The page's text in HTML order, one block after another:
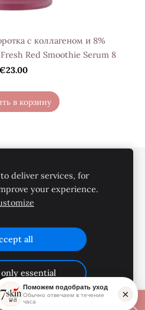
с коллагеном и 8%
Red Smoothie Serum 8
в корзину
Доставка
О нас
Файлы cookie
Поможем подобрать уход
Обычно отвечаем в течение
часа
×
deliver services, for
your experience.
all
essential